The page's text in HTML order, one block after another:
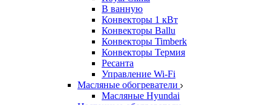
В ванную
Конвекторы 1 кВт
Конвекторы Ballu
Конвекторы Timberk
Конвекторы Термия
Ресанта
Управление Wi-Fi
Масляные обогреватели
Масляные Hyundai